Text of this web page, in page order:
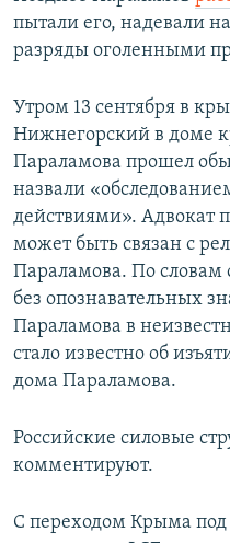
пытали его, надевали
разряды оголенными
Утром 13 сентября в
Нижнегорский в доме
Параламова прошел
назвали
действиями». Адвокат
может быть связан с
Параламова. По словам
без опознавательных
Параламова в
стало известно об
дома Параламова.
Российские силовые
комментируют.
С переходом Крыма под